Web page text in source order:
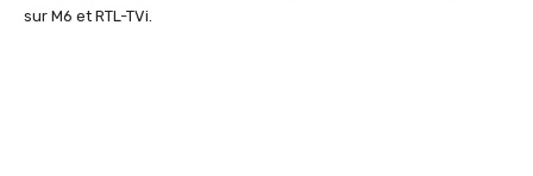
sur M6 et RTL-TVi.